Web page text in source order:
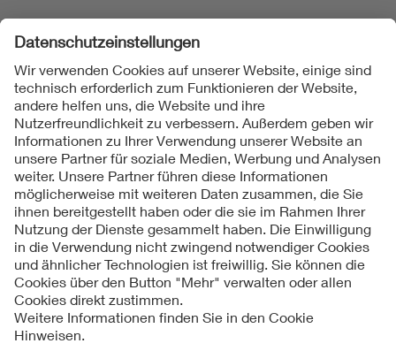
Folgen Sie uns
Kontakt
Impressum
Datenschutzinformationen
Cookie Hinweise